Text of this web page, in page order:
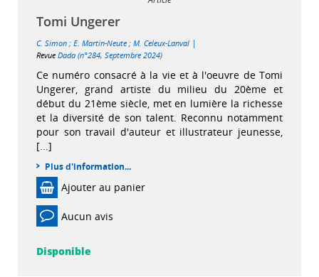
Tomi Ungerer
C. Simon ; E. Martin-Neute ; M. Celeux-Lanval |
Revue Dada (n°284, Septembre 2024)
Ce numéro consacré à la vie et à l'oeuvre de Tomi
Ungerer, grand artiste du milieu du 20ème et
début du 21ème siècle, met en lumière la richesse
et la diversité de son talent. Reconnu notamment
pour son travail d'auteur et illustrateur jeunesse,
[...]
Plus d'information...
Ajouter au panier
Aucun avis
Disponible